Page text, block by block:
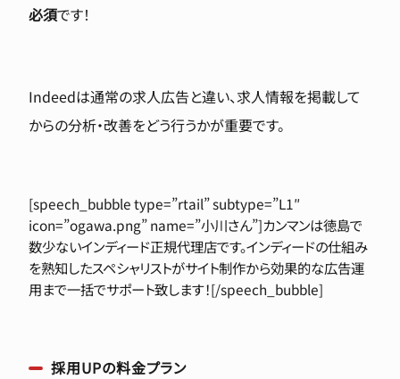
必須です！
Indeedは通常の求人広告と違い、求人情報を掲載して
からの分析・改善をどう行うかが重要です。
[speech_bubble type=”rtail” subtype=”L1″
icon=”ogawa.png” name=”小川さん”]カンマンは徳島で
数少ないインディード正規代理店です。インディードの仕組み
を熟知したスペシャリストがサイト制作から効果的な広告運
用まで一括でサポート致します！[/speech_bubble]
採用UPの料金プラン